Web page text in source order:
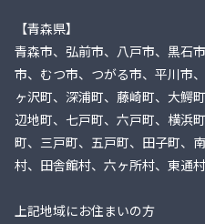
【青森県】
青森市、弘前市、八戸市、黒石
市、むつ市、つがる市、平川市
ヶ沢町、深浦町、藤崎町、大鰐
辺地町、七戸町、六戸町、横浜
町、三戸町、五戸町、田子町、
村、田舎館村、六ヶ所村、東通
上記地域にお住まいの方